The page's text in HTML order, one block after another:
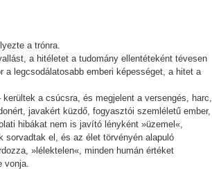
a trónra.
a hitéletet a tudomány ellentéteként tévesen
legcsodálatosabb emberi képességet, a hitet a
a csúcsra, és megjelent a versengés, harc,
javakért küzdő, fogyasztói szemléletű ember,
hibákat nem is javító lényként »üzemel«,
sorvadtak el, és az élet törvényén alapuló
»lélektelen«, minden humán értéket
vonja.